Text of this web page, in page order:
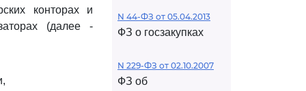
конторах и
(далее -
N 44-ФЗ от 05.04.2013
ФЗ о госзакупках
N 229-ФЗ от 02.10.2007
ФЗ об